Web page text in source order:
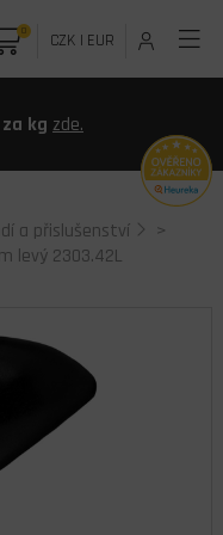
0 CZK| EUR
za kg zde.
a přislušenství
>
levý 2303.42L